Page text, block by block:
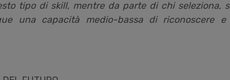
tipo di skill, mentre da parte di chi seleziona,
una capacità medio-bassa di riconoscere